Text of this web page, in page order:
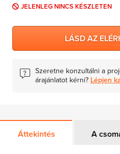
JELENLEG NINCS KÉSZLETEN
LÁSD AZ
Szeretne konzultálni a
árajánlatot kérni? Lépjen
Áttekintés A